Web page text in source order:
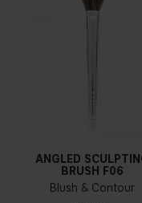
ANGLED
BRUSH F06
Blush & Contour